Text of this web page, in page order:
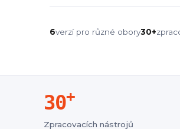
6verzí pro různé obory30+
30+
Zpracovacích nástrojů